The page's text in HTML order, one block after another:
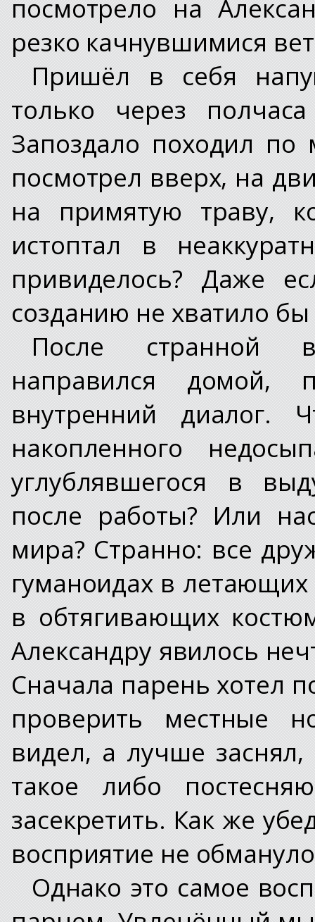
посмотрело на
резко качнувшимися
Пришёл в себя
только через
Запоздало походил по
посмотрел вверх, на
на примятую траву,
истоптал в
привиделось? Даже
созданию не хватило
После странной
направился домой,
внутренний диалог.
накопленного
углублявшегося в
после работы? Или
мира? Странно: все
гуманоидах в
в обтягивающих
Александру явилось
Сначала парень хотел
проверить местные
видел, а лучше
такое либо
засекретить. Как же
восприятие не
Однако это самое